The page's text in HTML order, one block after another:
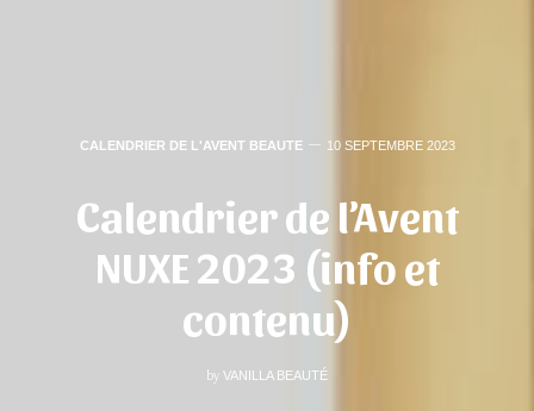
CALENDRIER DE L'AVENT BEAUTE 10 SEPTEMBRE 2023
Calendrier de l’Avent
NUXE 2023 (info et
contenu)
by VANILLA BEAUTÉ